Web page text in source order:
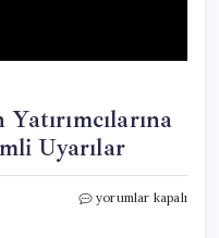
Uyarılar
İslam
yorumlar kapalı